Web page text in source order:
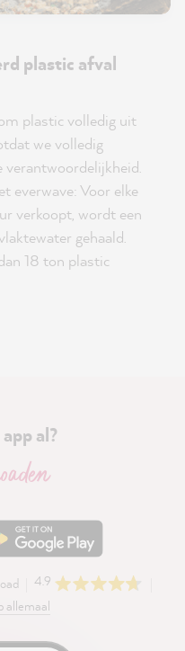
plastic afval
plastic volledig uit
we volledig
verantwoordelijkheid.
everwave: Voor elke
verkoopt, wordt een
gehaald.
18 ton plastic
al?
4.9
allemaal